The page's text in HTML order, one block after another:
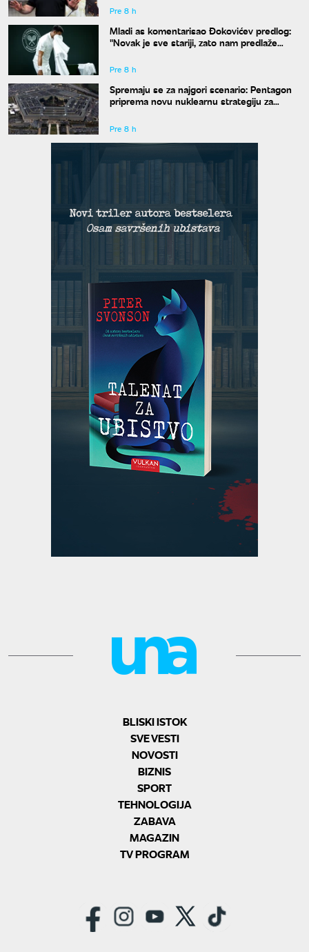
Pre 8 h
Mladi as komentarisao Đokovićev predlog:
"Novak je sve stariji, zato nam predlaže
Pre 8 h
Spremaju se za najgori scenario: Pentagon
priprema novu nuklearnu strategiju za
Pre 8 h
BLISKI ISTOK
SVE VESTI
NOVOSTI
BIZNIS
SPORT
TEHNOLOGIJA
ZABAVA
MAGAZIN
TV PROGRAM